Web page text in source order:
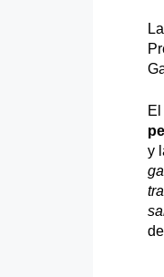
La
El
y